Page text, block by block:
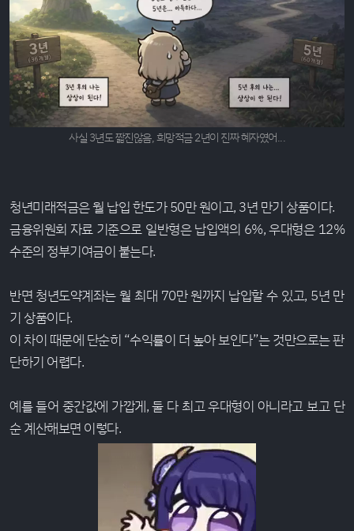
사실 3년도 짧진않음, 희망적금 2년이 진짜 혜자였어...
청년미래적금은 월 납입 한도가 50만 원이고, 3년 만기 상품이다.
금융위원회 자료 기준으로 일반형은 납입액의 6%, 우대형은 12%
수준의 정부기여금이 붙는다.
반면 청년도약계좌는 월 최대 70만 원까지 납입할 수 있고, 5년 만
기 상품이다.
이 차이 때문에 단순히 “수익률이 더 높아 보인다”는 것만으로는 판
단하기 어렵다.
예를 들어 중간값에 가깝게, 둘 다 최고 우대형이 아니라고 보고 단
순 계산해보면 이렇다.